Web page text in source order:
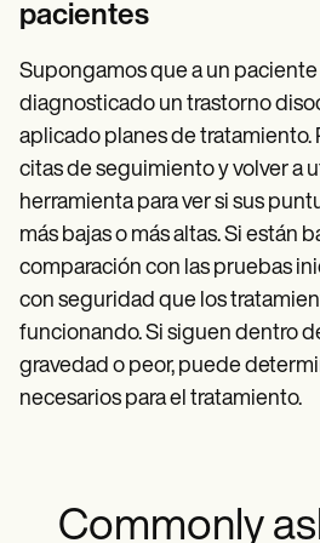
pacientes
Supongamos que a un paciente
diagnosticado un trastorno
aplicado planes de tratamiento.
citas de seguimiento y volver a
herramienta para ver si sus
más bajas o más altas. Si están
comparación con las pruebas
con seguridad que los
funcionando. Si siguen dentro
gravedad o peor, puede
necesarios para el tratamiento.
Commonly